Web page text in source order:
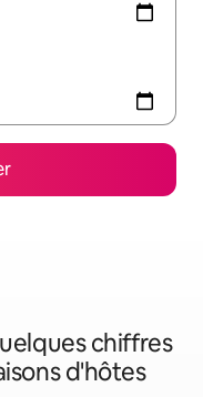
chiffres
d'hôtes